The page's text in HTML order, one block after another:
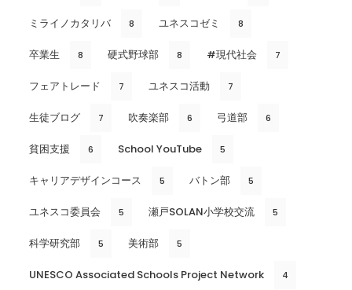
ミライノカタリバ 8 ユネスコゼミ 8
卒業生 8 硬式野球部 8 #現代社会 7
フェアトレード 7 ユネスコ活動 7
生徒ブログ 7 吹奏楽部 6 弓道部 6
貧困支援 6 School YouTube 5
キャリアデザインコース 5 バトン部 5
ユネスコ委員会 5 瀬戸SOLAN小学校交流 5
科学研究部 5 美術部 5
UNESCO Associated Schools Project Network 4